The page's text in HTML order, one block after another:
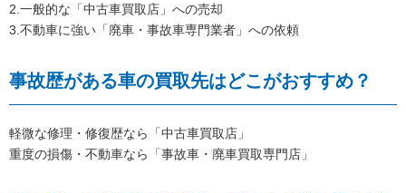
2.一般的な「中古車買取店」への売却
3.不動車に強い「廃車・事故車専門業者」への依頼
事故歴がある車の買取先はどこがおすすめ？
軽微な修理・修復歴なら「中古車買取店」
重度の損傷・不動車なら「事故車・廃車買取専門店」